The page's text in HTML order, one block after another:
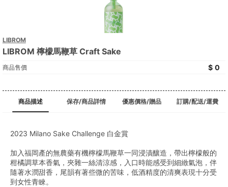
LIBROM
LIBROM 檸檬馬鞭草 Craft Sake
商品售價 0
商品描述 保存/商品詳情 優惠價格/贈品 訂購/配送/運費
2023 Milano Sake Challenge 白金賞
加入福岡產的無農藥有機檸檬馬鞭草一同浸漬釀造，帶出檸檬般的
柑橘調草本香氣，夾雜一絲清涼感，入口時能感受到細緻氣泡，伴
隨著水潤甜香，尾韻有著些微的苦味，低酒精度的清爽表現十分受
到女性青睞。